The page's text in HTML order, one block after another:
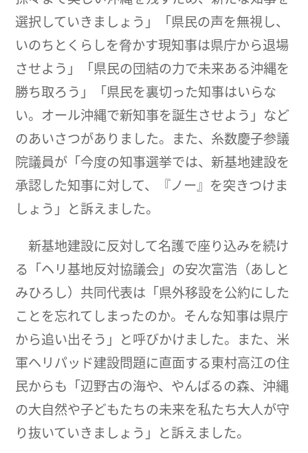
選択していきましょう」「県民の声を無視し、
いのちとくらしを脅かす現知事は県庁から退場
させよう」「県民の団結の力で未来ある沖縄を
勝ち取ろう」「県民を裏切った知事はいらな
い。オール沖縄で新知事を誕生させよう」など
のあいさつがありました。また、糸数慶子参議
院議員が「今度の知事選挙では、新基地建設を
承認した知事に対して、『ノー』を突きつけま
しょう」と訴えました。
新基地建設に反対して名護で座り込みを続け
る「ヘリ基地反対協議会」の安次富浩（あしと
みひろし）共同代表は「県外移設を公約にした
ことを忘れてしまったのか。そんな知事は県庁
から追い出そう」と呼びかけました。また、米
軍ヘリパッド建設問題に直面する東村高江の住
民からも「辺野古の海や、やんばるの森、沖縄
の大自然や子どもたちの未来を私たち大人が守
り抜いていきましょう」と訴えました。